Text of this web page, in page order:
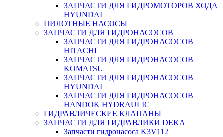
ЗАПЧАСТИ ДЛЯ ГИДРОМОТОРОВ ХОДА
HYUNDAI
ПИЛОТНЫЕ НАСОСЫ
ЗАПЧАСТИ ДЛЯ ГИДРОНАСОСОВ
ЗАПЧАСТИ ДЛЯ ГИДРОНАСОСОВ
HITACHI
ЗАПЧАСТИ ДЛЯ ГИДРОНАСОСОВ
KOMATSU
ЗАПЧАСТИ ДЛЯ ГИДРОНАСОСОВ
HYUNDAI
ЗАПЧАСТИ ДЛЯ ГИДРОНАСОСОВ
HANDOK HYDRAULIC
ГИДРАВЛИЧЕСКИЕ КЛАПАНЫ
ЗАПЧАСТИ ДЛЯ ГИДРАВЛИКИ DEKA
Запчасти гидронасоса K3V112